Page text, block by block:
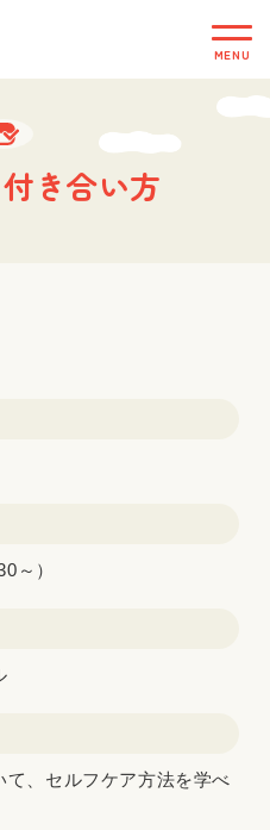
き合い方
～）
、セルフケア方法を学べ